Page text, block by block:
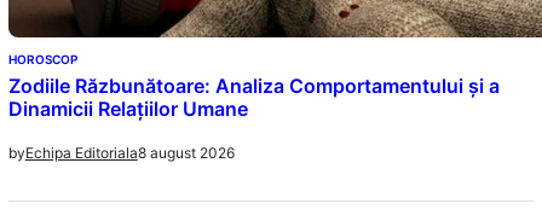
HOROSCOP
Zodiile Răzbunătoare: Analiza Comportamentului și a
Dinamicii Relațiilor Umane
byEchipa Editoriala8 august 2026